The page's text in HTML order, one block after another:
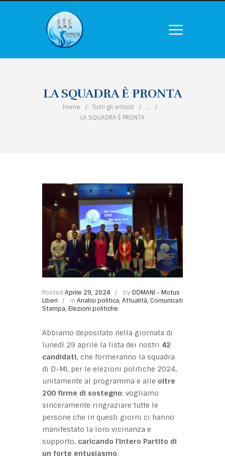
LA SQUADRA È PRONTA
Home Tutti gli articoli
...
LA SQUADRA È PRONTA
Posted Aprile 29, 2024 by DOMANI - Motus
Liberi
in Analisi politica, Attualità, Comunicati
Stampa, Elezioni politiche
Abbiamo depositato nella giornata di
lunedì 29 aprile la lista dei nostri 42
candidati, che formeranno la squadra
di D-ML per le elezioni politiche 2024,
unitamente al programma e alle oltre
200 firme di sostegno: vogliamo
sinceramente ringraziare tutte le
persone che in questi giorni ci hanno
manifestato la loro vicinanza e
supporto, caricando l’intero Partito di
un forte entusiasmo.